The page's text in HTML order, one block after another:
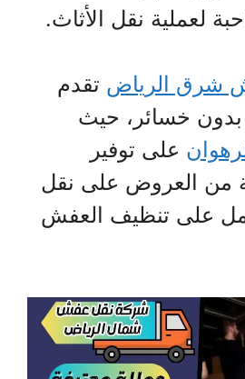
لعملية نقل الأثاث.
شرق الرياض تقدم
خسائر، حيث
على توفير
من العروض على نقل
على تنظيف العفش